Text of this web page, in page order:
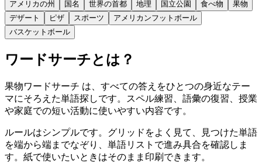
アメリカの州 国名 世界の首都 地理 国立公園 食べ物
果物
デザート
ピザ スポーツ
アメリカンフットボール
バスケットボール
ワードサーチとは？
果物ワードサーチ は、すべての答えをひとつの身近なテー
マにそろえた単語探しです。スペル練習、語彙の復習、授業
や家庭での短い活動に使いやすい内容です。
ルールはシンプルです。グリッドをよく見て、見つけた単語
を端から端までなぞり、単語リストで進み具合を確認しま
す。紙で使いたいときはそのまま印刷できます。